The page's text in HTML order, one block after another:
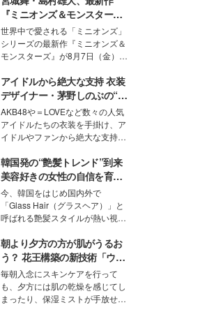
好さんを迎えて本音で女子会トー
ク。猛暑のお出かけを快適に過ご
すヒントや、2人が感動した夏の
生理の新常識にも迫りました。
『ミニオンズ＆モンスター
ズ』の魅力熱弁 ハチャメチャ
だけじゃない“友情と絆”に感
動
世界中で愛される「ミニオンズ」
シリーズの最新作『ミニオンズ＆
モンスターズ』が8月7日（金）に
ニオン好き”という共通点を持つモ
デルの宮城舞と島村雄大の特別対
談をお届け！それぞれの視点か
ら、今作ならではの魅力や予想外
の感動をもたらす奥深いストーリ
ーについて熱く語り合ってもらっ
た。
アイドルから絶大な支持 衣装
デザイナー・茅野しのぶの“可
愛い”を作る美学＜「シチズン
クロスシー」インタビュー＞
AKB48や＝LOVEなど数々の人気
アイドルたちの衣装を手掛け、ア
イドルやファンから絶大な支持を
取締役兼クリエイティブディレク
ター・茅野しのぶ。一人ひとりの
個性に寄り添い、魅力を引き出す
衣装作りは、多くの女性たちに勇
気と自信を与え続けている。
韓国発の“艶髪トレンド”到来
美容好きの女性の自信を育む
「ヘアケア事情」って？
今、韓国をはじめ国内外で
「Glass Hair（グラスヘア）」と
呼ばれる艶髪スタイルが熱い視線
ションの完成度を高めるベースと
して、“髪そのものの美しさ”に改
めて注目する人が増えている様
子。今回は、そんな憧れの艶やか
な髪を日常で叶える、美容好きの
女性たちのヘアケア事情を紹介し
朝より夕方の方が肌がうるお
う？ 花王構築の新技術「ウォ
ーターキャプチャリングスキ
ン（捕水肌）」がスキンケア
の常識を変える予感
毎朝入念にスキンケアを行って
も、夕方には肌の乾燥を感じてし
まったり、保湿ミストが手放せな